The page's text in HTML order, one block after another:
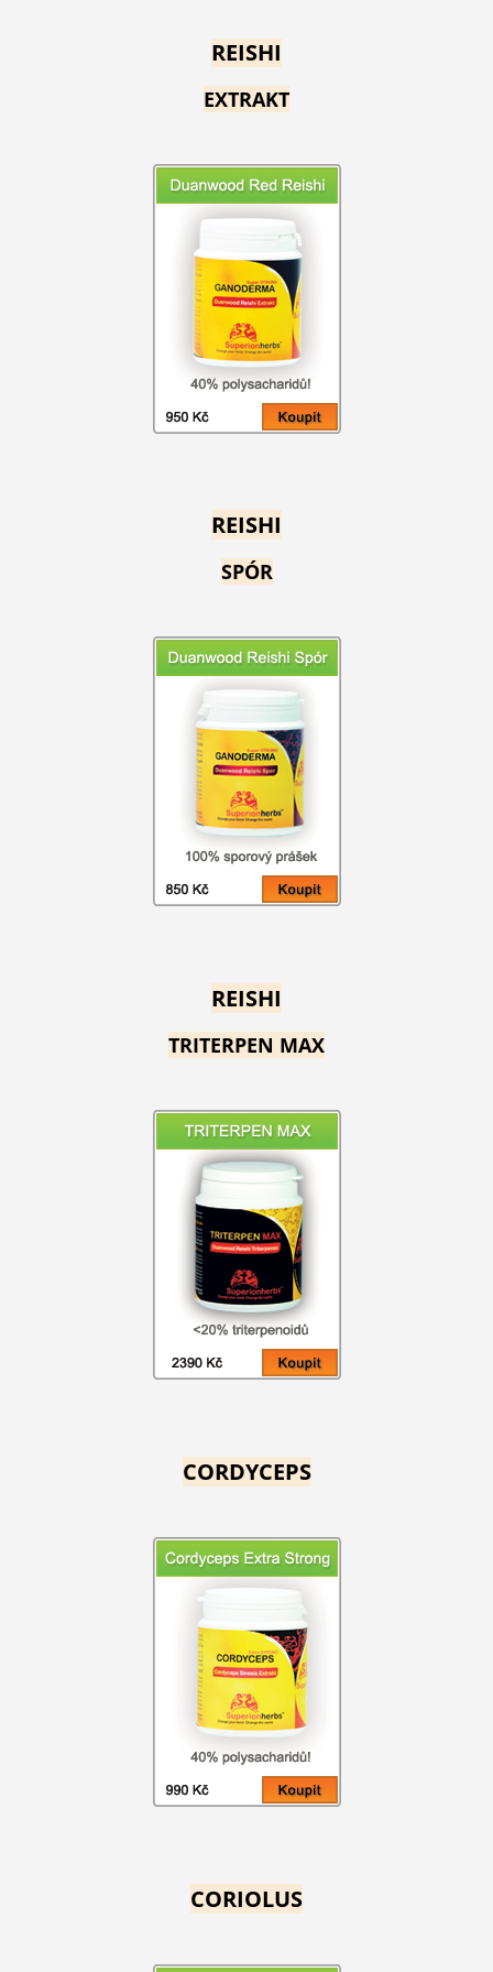
REISHI
EXTRAKT
REISHI
SPÓR
REISHI
TRITERPEN MAX
CORDYCEPS
CORIOLUS